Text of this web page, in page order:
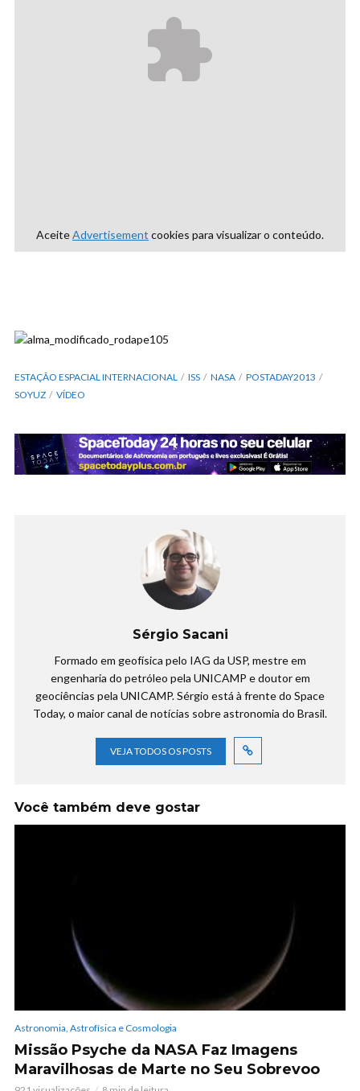
AceiteAdvertisement cookies para visualizar o conteúdo.
ESTAÇÃO ESPACIAL INTERNACIONAL ISS NASA
POSTADAY2013
SOYUZ
VÍDEO
Sérgio Sacani
Formado em geofísica pelo IAG da USP, mestre em
engenharia do petróleo pela UNICAMP e doutor em
geociências pela UNICAMP. Sérgio está à frente do Space
Today, o maior canal de notícias sobre astronomia do Brasil.
VEJA TODOS OS POSTS
Você também deve gostar
Astronomia, Astrofísica e Cosmologia
Missão Psyche da NASA Faz Imagens
Maravilhosas de Marte no Seu Sobrevoo